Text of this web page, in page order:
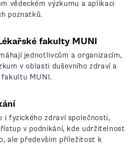
vědeckém výzkumu a aplikaci
poznatků.
fakulty MUNI
jednotlivcům a organizacím,
v oblasti duševního zdraví a
MUNI.
i fyzického zdraví společnosti,
v podnikání, kde udržitelnost
ale především příležitost k